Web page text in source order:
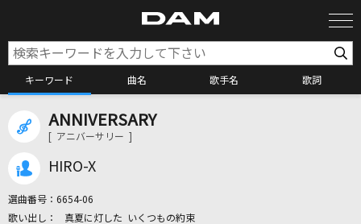
キーワード 曲名 歌手名 歌詞
カラオケ検索
ANNIVERSARY
[ アニバーサリー ]
HIRO-X
選曲番号： 6654-06
真夏に灯した いくつもの約束